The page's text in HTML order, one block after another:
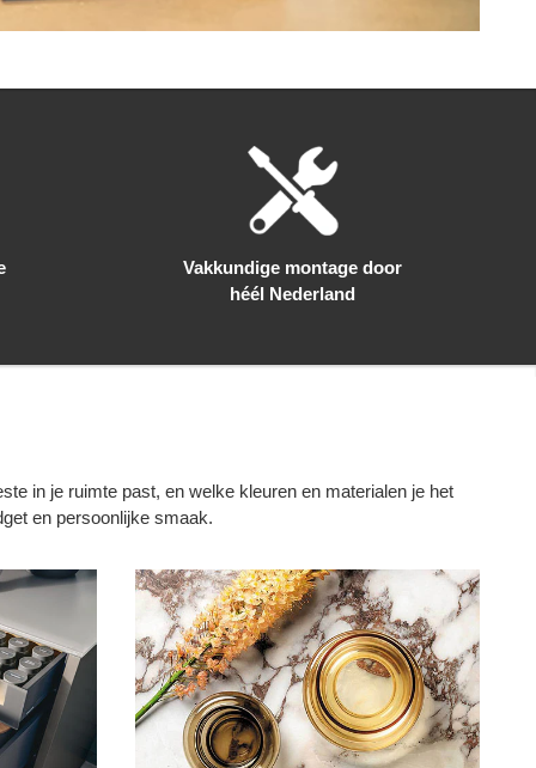
Vakkundige montage door
héél Nederland
in je ruimte past, en welke kleuren en materialen je het
en persoonlijke smaak.